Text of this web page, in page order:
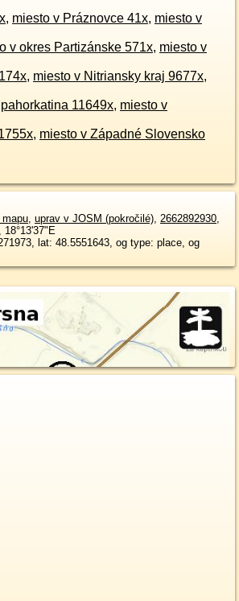
, miesto v Práznovce 41x, miesto v
v okres Partizánske 571x, miesto v
, miesto v Nitriansky kraj 9677x,
11649x, miesto v
, miesto v Západné Slovensko
, uprav v JOSM (pokročilé), 2662892930,
, 18°13'37"E
lat: 48.5551643, og type: place, og